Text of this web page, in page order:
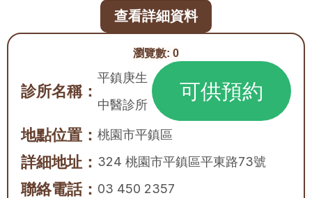
瀏覽數: 0
診所名稱：
平鎮庚生
中醫診所
可供預約
地點位置： 桃園市平鎮區
詳細地址： 324 桃園市平鎮區平東路73號
聯絡電話： 03 450 2357
查看詳細資料